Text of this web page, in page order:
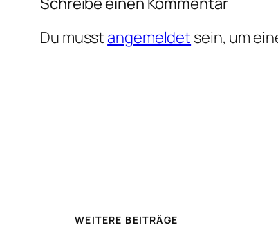
Du musst angemeldet sein, um
WEITERE BEITRÄGE